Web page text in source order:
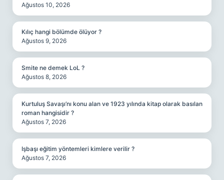
Ağustos 10, 2026
Kılıç hangi bölümde ölüyor ?
Ağustos 9, 2026
Smite ne demek LoL ?
Ağustos 8, 2026
Kurtuluş Savaşı’nı konu alan ve 1923 yılında kitap olarak basılan
roman hangisidir ?
Ağustos 7, 2026
Işbaşı eğitim yöntemleri kimlere verilir ?
Ağustos 7, 2026